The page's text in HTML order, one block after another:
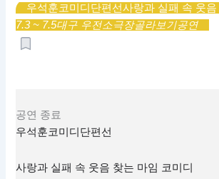
우석훈코미디단편선사랑과 실패 속 웃음
7.3 ~ 7.5대구 우전소극장골라보기공연
공연 종료
우석훈코미디단편선
사랑과 실패 속 웃음 찾는 마임 코미디